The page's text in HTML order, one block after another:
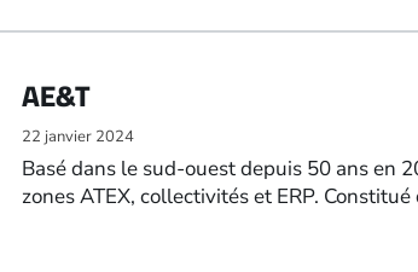
AE&T
22 janvier 2024
Basé dans le sud-ouest depuis 50 ans en
zones ATEX, collectivités et ERP.